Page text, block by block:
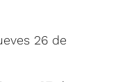
26 de